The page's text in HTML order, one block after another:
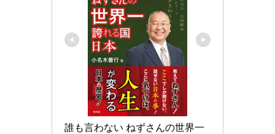
誰も言わない ねずさんの世界一